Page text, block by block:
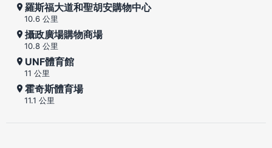
羅斯福大道和聖胡安購物中心
10.6 公里
攝政廣場購物商場
10.8 公里
UNF體育館
11 公里
霍奇斯體育場
11.1 公里